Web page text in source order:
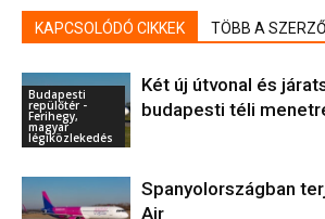
KAPCSOLÓDÓ CIKKEK TÖBB A
Budapesti
repülőtér -
Ferihegy,
magyar
légiközlekedés
Két új útvonal és
budapesti téli
Spanyolországban
Air